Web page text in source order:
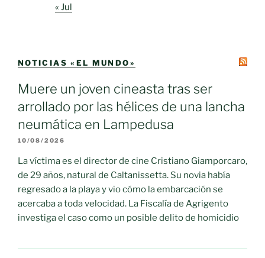
« Jul
NOTICIAS «EL MUNDO»
Muere un joven cineasta tras ser
arrollado por las hélices de una lancha
neumática en Lampedusa
10/08/2026
La víctima es el director de cine Cristiano Giamporcaro,
de 29 años, natural de Caltanissetta. Su novia había
regresado a la playa y vio cómo la embarcación se
acercaba a toda velocidad. La Fiscalía de Agrigento
investiga el caso como un posible delito de homicidio